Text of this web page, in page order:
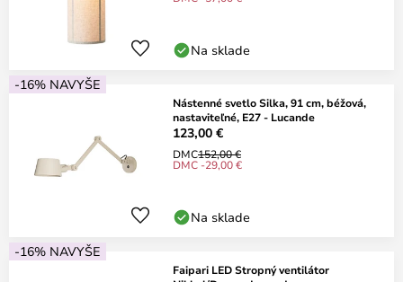
Na sklade
-16% NAVYŠE
Nástenné svetlo Silka, 91 cm, béžová,
nastaviteľné, E27 - Lucande
123,00 €
DMC152,00 €
DMC -29,00 €
Na sklade
-16% NAVYŠE
Faipari LED Stropný ventilátor